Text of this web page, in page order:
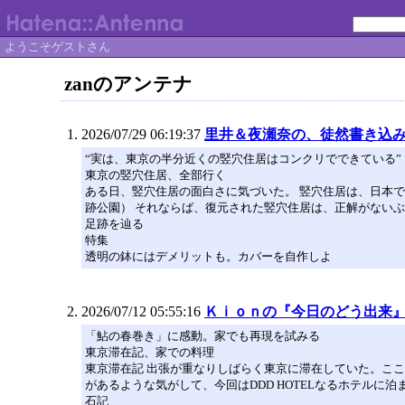
ようこそゲストさん
zanのアンテナ
2026/07/29 06:19:37 里井＆夜瀬奈の、徒然書き込
“実は、東京の半分近くの竪穴住居はコンクリでできている”
東京の竪穴住居、全部行く
ある日、竪穴住居の面白さに気づいた。 竪穴住居は、日本
跡公園） それならば、復元された竪穴住居は、正解がない
足跡を辿る
特集
透明の鉢にはデメリットも。カバーを自作しよ
2026/07/12 05:55:16 Ｋｉｏｎの『今日のどう出来
「鮎の春巻き」に感動。家でも再現を試みる
東京滞在記、家での料理
東京滞在記 出張が重なりしばらく東京に滞在していた。こ
があるような気がして、今回はDDD HOTELなるホテルに
石記